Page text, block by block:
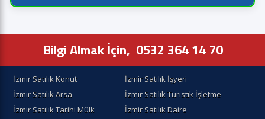
Bilgi Almak İçin, 0532 364 14 70
İzmir Satılık Konut
İzmir Satılık İşyeri
İzmir Satılık Arsa
İzmir Satılık Turistik İşletme
İzmir Satılık Tarihi Mülk
İzmir Satılık Daire